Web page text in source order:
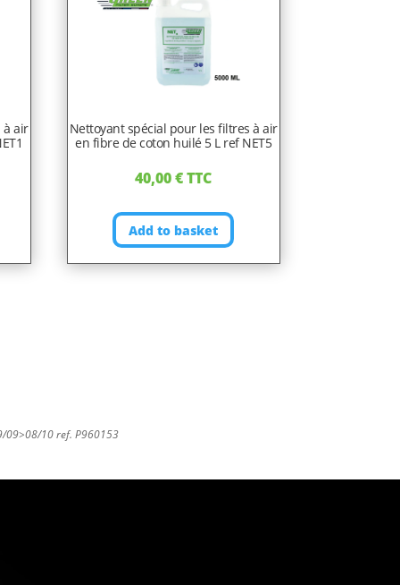
à air
Nettoyant spécial pour les filtres à air
en fibre de coton huilé 5 L ref NET5
40,00€ TTC
Add to basket
09>08/10 ref. P960153